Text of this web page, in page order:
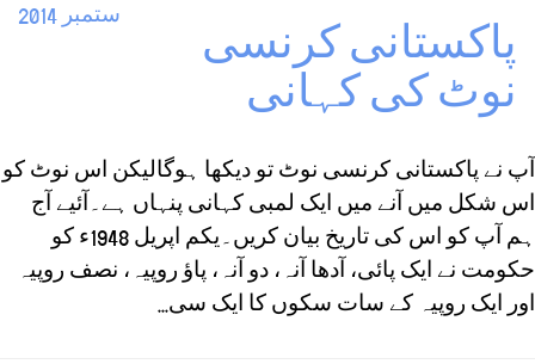
ستمبر 2014
پاکستانی کرنسی
نوٹ کی کہانی
آپ نے پاکستانی کرنسی نوٹ تو دیکھا ہوگالیکن اس نوٹ کو
اس شکل میں آنے میں ایک لمبی کہانی پنہاں ہے۔آئیے آج
ہم آپ کو اس کی تاریخ بیان کریں۔یکم اپریل 1948ء کو
حکومت نے ایک پائی، آدھا آنہ، دو آنہ، پاؤ روپیہ، نصف روپیہ
اور ایک روپیہ کے سات سکوں کا ایک سی...